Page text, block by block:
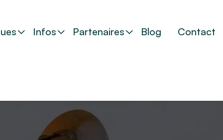
Infos Partenaires Blog Contact